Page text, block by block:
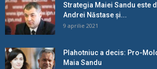
Strategia Maiei Sandu este
Andrei Năstase și...
9 aprilie 2021
Plahotniuc a decis: Pro-
Maia Sandu